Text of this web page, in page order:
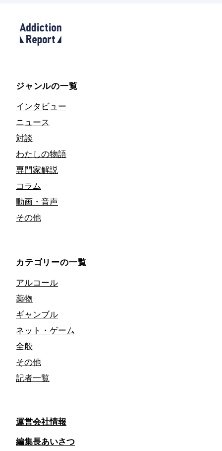
ジャンルの一覧
インタビュー
ニュース
対談
わたしの物語
専門家解説
コラム
動画・音声
その他
カテゴリーの一覧
アルコール
薬物
ギャンブル
ネット・ゲーム
全般
その他
記者一覧
運営会社情報
編集長あいさつ